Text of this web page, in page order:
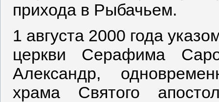
прихода в Рыбачьем.
1 августа 2000 года
церкви Серафима
Александр,
храма Святого